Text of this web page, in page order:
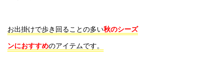
お出掛けで歩き回ることの多い秋のシーズ
ンにおすすめのアイテムです。